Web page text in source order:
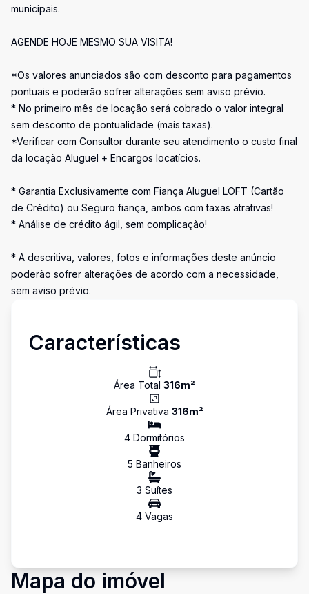
municipais.
AGENDE HOJE MESMO SUA VISITA!
*Os valores anunciados são com desconto para pagamentos
pontuais e poderão sofrer alterações sem aviso prévio.
* No primeiro mês de locação será cobrado o valor integral
sem desconto de pontualidade (mais taxas).
*Verificar com Consultor durante seu atendimento o custo final
da locação Aluguel + Encargos locatícios.
* Garantia Exclusivamente com Fiança Aluguel LOFT (Cartão
de Crédito) ou Seguro fiança, ambos com taxas atrativas!
* Análise de crédito ágil, sem complicação!
* A descritiva, valores, fotos e informações deste anúncio
poderão sofrer alterações de acordo com a necessidade,
sem aviso prévio.
Características
Área Total 316m²
Área Privativa 316m²
4 Dormitórios
5 Banheiros
3 Suítes
4 Vagas
Mapa do imóvel